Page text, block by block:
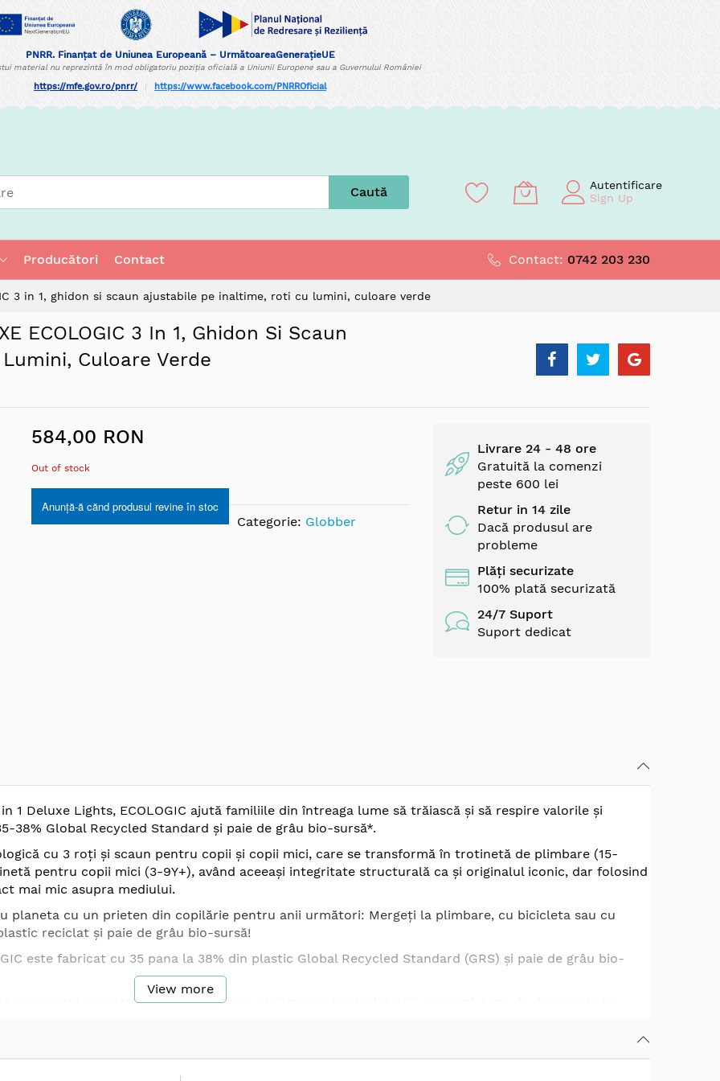
PNRR. Finanțat de Uniunea Europeană – UrmătoareaGenerațieUE
material nu reprezintă în mod obligatoriu poziția oficială a Uniunii Europene sau a Guvernului României
https://mfe.gov.ro/pnrr/ https://www.facebook.com/PNRROficial
Caută
Autentificare
Sign Up
Producători Contact Contact: 0742 203 230
3 in 1, ghidon si scaun ajustabile pe inaltime, roti cu lumini, culoare verde
ECOLOGIC 3 In 1, Ghidon Si Scaun
Culoare Verde
584,00 RON
Out of stock
Anunță-ă cănd produsul revine în stoc
Categorie: Globber
Livrare 24 - 48 ore
Gratuită la comenzi
peste 600 lei
Retur in 14 zile
Dacă produsul are
probleme
Plăți securizate
100% plată securizată
24/7 Suport
Suport dedicat
1 Deluxe Lights, ECOLOGIC ajută familiile din întreaga lume să trăiască și să respire valorile și
38% Global Recycled Standard și paie de grâu bio-sursă*.
cu 3 roți și scaun pentru copii și copii mici, care se transformă în trotinetă de plimbare (15-
pentru copii mici (3-9Y+), având aceeași integritate structurală ca și originalul iconic, dar folosind
mai mic asupra mediului.
planeta cu un prieten din copilărie pentru anii următori: Mergeți la plimbare, cu bicicleta sau cu
reciclat și paie de grâu bio-sursă!
este fabricat cu 35 pana la 38% din plastic Global Recycled Standard (GRS) și paie de grâu bio-
conținutul reciclat în produsele finale. Utilizarea plasticului GRS salvează tone de deșeuri de la
agricole. Acesta se sustrage din fluxul de deșeuri și este intrinsec durabil datorită compusului
ECOLOGICE să își păstreze integritatea structurală cu un plastic bio-sursă care este 100% sigur
View more